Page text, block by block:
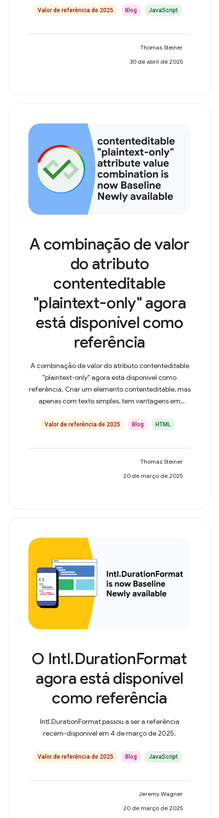
Valor de referência de 2025 Blog JavaScript
Thomas Steiner
30 de abril de 2025
A combinação de valor
do atributo
contenteditable
"plaintext-only" agora
está disponível como
referência
A combinação de valor do atributo contenteditable
"plaintext-only" agora está disponível como
referência. Criar um elemento contenteditable, mas
apenas com texto simples, tem vantagens em
destacados nesta postagem.
Valor de referência de 2025 Blog HTML
Thomas Steiner
20 de março de 2025
O Intl.DurationFormat
agora está disponível
como referência
Intl.DurationFormat passou a ser a referência
recém-disponível em 4 de março de 2025.
Valor de referência de 2025 Blog JavaScript
Jeremy Wagner
20 de março de 2025